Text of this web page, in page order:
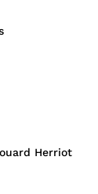
Herriot